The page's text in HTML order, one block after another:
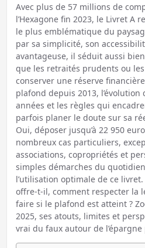
Avec plus de 57 millions de
l’Hexagone fin 2023, le Livret A
le plus emblématique du
par sa simplicité, son
avantageuse, il séduit aussi
que les retraités prudents ou
conserver une réserve
plafond depuis 2013, l’évolution
années et les règles qui
parfois planer le doute sur sa
Oui, déposer jusqu’à 22 950
nombreux cas particuliers,
associations, copropriétés et
simples démarches du
l’utilisation optimale de ce
offre-t-il, comment respecter la
faire si le plafond est atteint ?
2025, ses atouts, limites et
vrai du faux autour de